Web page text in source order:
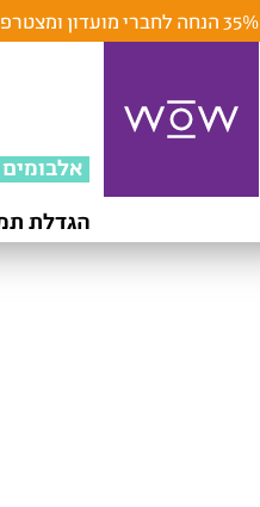
35% הנחה לחברי מועדון ומצטרפים חדשים |
אלבומים
הגדלת